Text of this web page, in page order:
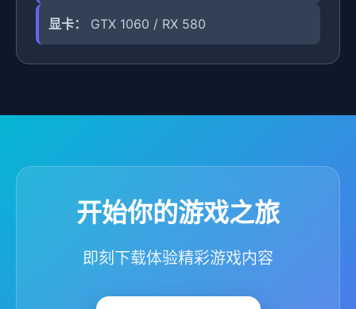
显卡： GTX 1060 / RX 580
开始你的游戏之旅
即刻下载体验精彩游戏内容